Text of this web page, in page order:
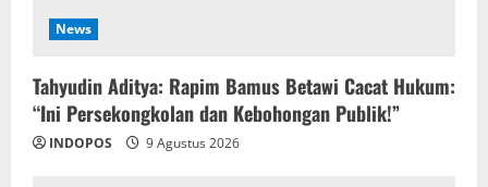
News
‎Tahyudin Aditya: Rapim Bamus Betawi Cacat Hukum:
“Ini Persekongkolan dan Kebohongan Publik!”
INDOPOS 9 Agustus 2026